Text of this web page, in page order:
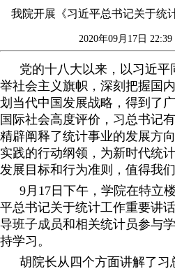
我院开展《习近平总书记关于统
2020年09月17日 22:39
党的十八大以来，以习近
举社会主义旗帜，深刻把握国
划当代中国发展战略，得到了
国际社会高度评价，习总书记
精辟阐释了统计事业的发展方
实践的行动纲领，为新时代统
发展目标和行为准则，值得我
9月 17 日下午，学院在特立
平总书记关于统计工作重要讲
导班子成员和相关统计员参与
持学习。
胡院长从四个方面讲解了